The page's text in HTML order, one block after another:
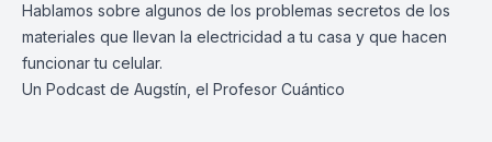
Hablamos sobre algunos de los problemas secretos de los
materiales que llevan la electricidad a tu casa y que hacen
funcionar tu celular.
Un Podcast de Augstín, el Profesor Cuántico